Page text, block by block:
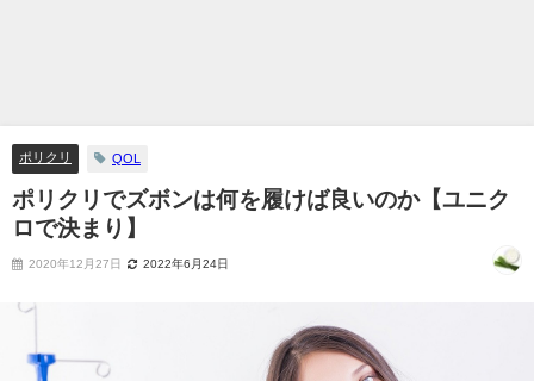
ポリクリ QOL
ポリクリでズボンは何を履けば良いのか【ユニク
ロで決まり】
2020年12月27日 2022年6月24日